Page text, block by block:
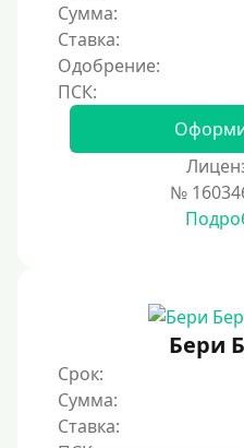
Срочные
Моментальные онлайн
Экспресс
В день обращения
С 21 года
С 22 лет
Сумма:
Ставка:
Одобрение:
№
Бери
Срок:
Сумма:
Ставка: